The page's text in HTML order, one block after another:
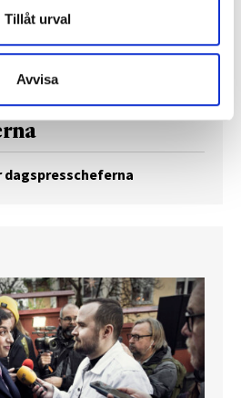
Tillåt urval
Avvisa
mellan